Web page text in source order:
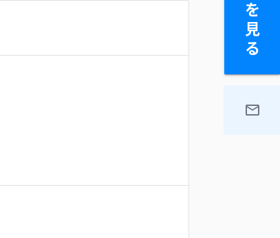
を
見
る